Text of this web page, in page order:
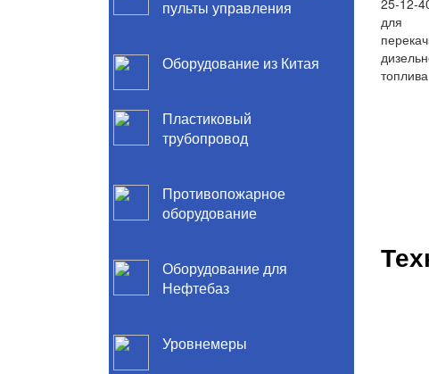
пульты управления
Оборудование из Китая
Пластиковый
трубопровод
Противопожарное
оборудование
Оборудование для
Нефтебаз
Уровнемеры